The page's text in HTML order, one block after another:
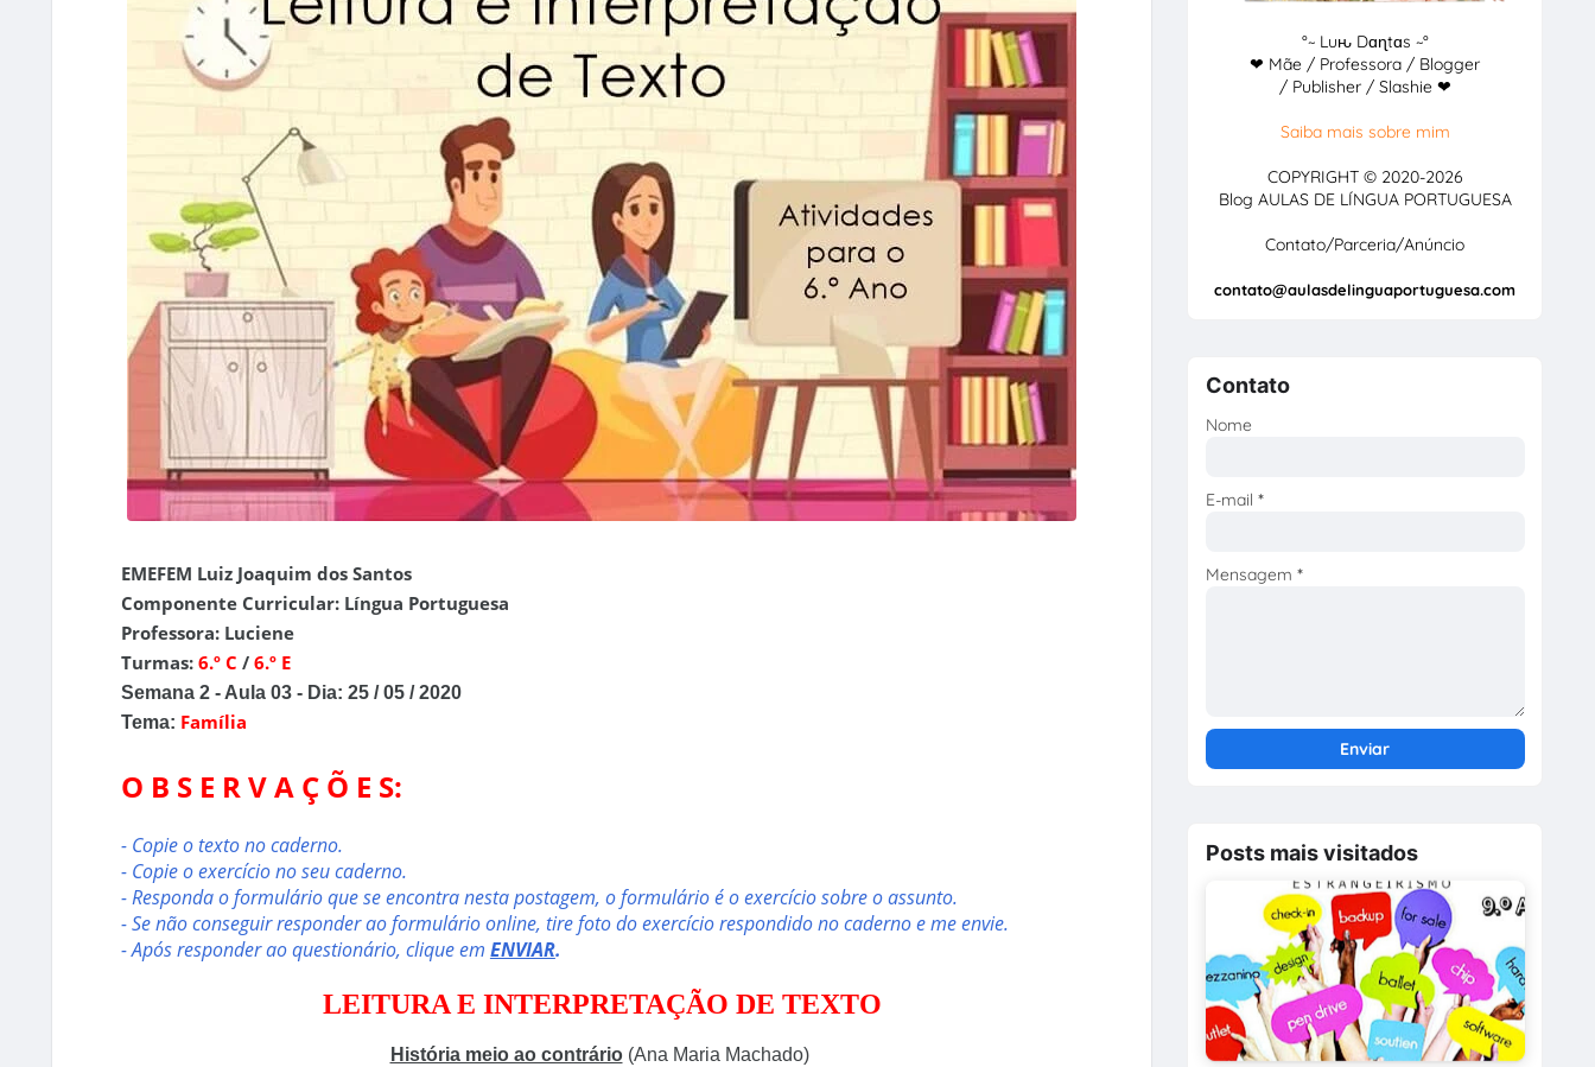
EMEFEM Luiz Joaquim dos Santos
Componente Curricular: Língua Portuguesa
Professora: Luciene
Turmas: 6.º C / 6.º E
Semana 2 - Aula 03 - Dia: 25 / 05 / 2020
Tema: Família
O B S E R V A Ç Õ E S:
- Copie o texto no caderno.
- Copie o exercício no seu caderno.
- Responda o formulário que se encontra nesta postagem, o formulário é o exercício sobre o assunto.
- Se não conseguir responder ao formulário online, tire foto do exercício respondido no caderno e me envie.
- Após responder ao questionário, clique em ENVIAR.
LEITURA E INTERPRETAÇÃO DE TEXTO
História meio ao contrário(Ana Maria Machado)
°~ Luԋ Dɑɳtɑs ~°
❤ Mãe / Professora / Blogger
/ Publisher / Slashie ❤
Saiba mais sobre mim
COPYRIGHT © 2020-2026
Blog AULAS DE LÍNGUA PORTUGUESA
Contato/Parceria/Anúncio
contato@aulasdelinguaportuguesa.com
Contato
Nome
E-mail *
Mensagem *
Posts mais visitados